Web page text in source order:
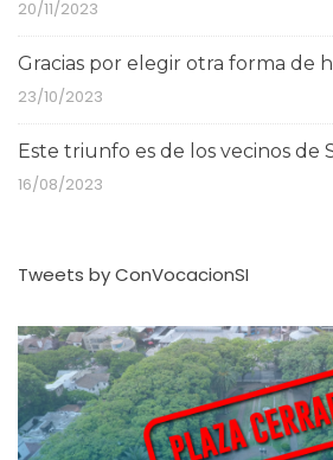
20/11/2023
Gracias por elegir otra forma de
23/10/2023
Este triunfo es de los vecinos de
16/08/2023
Tweets by ConVocacionSI